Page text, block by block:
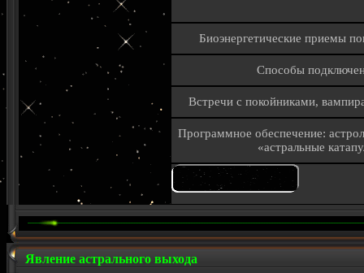
Биоэнергетические приемы
Способы
Встречи с покойниками,
Программное обеспечение:
«астральные
Явление астрального выхода